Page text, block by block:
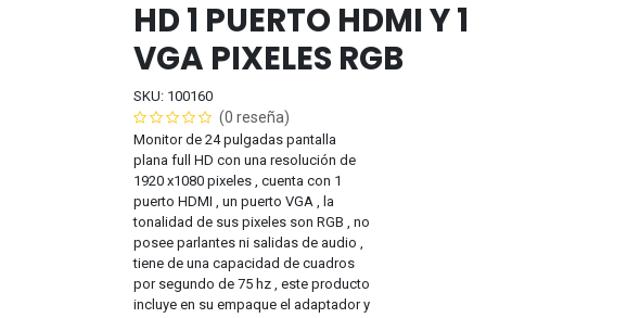
HD 1 PUERTO HDMI Y 1
VGA PIXELES RGB
SKU: 100160
(0 reseña)
Monitor de 24 pulgadas pantalla
plana full HD con una resolución de
1920 x1080 pixeles , cuenta con 1
puerto HDMI , un puerto VGA , la
tonalidad de sus pixeles son RGB , no
posee parlantes ni salidas de audio ,
tiene de una capacidad de cuadros
por segundo de 75 hz , este producto
incluye en su empaque el adaptador y